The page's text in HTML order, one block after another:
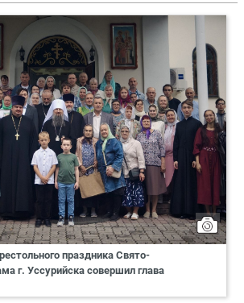
праздника Свято-
г. Уссурийска совершил глава